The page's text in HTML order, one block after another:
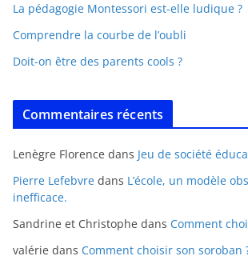
La pédagogie Montessori est-elle ludique ?
Comprendre la courbe de l’oubli
Doit-on être des parents cools ?
Commentaires récents
Lenègre Florence dans Jeu de société
Pierre Lefebvre dans L’école, un modèle
inefficace.
Sandrine et Christophe dans Comment
valérie dans Comment choisir son soroban